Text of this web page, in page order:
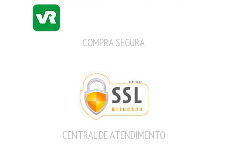
COMPRA SEGURA
CENTRAL DE ATENDIMENTO